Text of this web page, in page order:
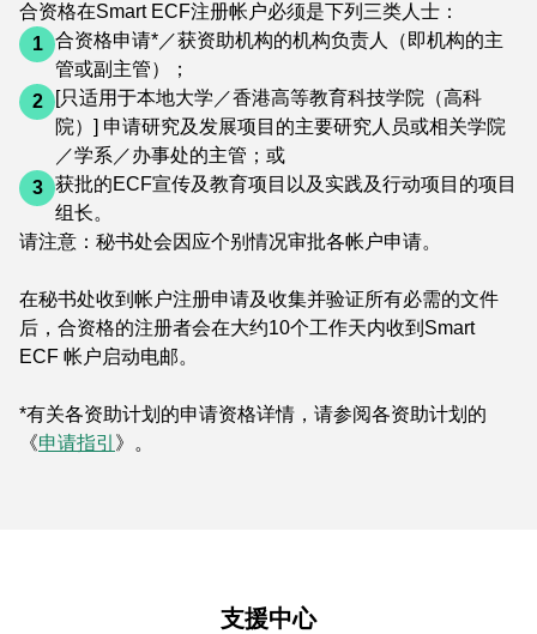
合资格在Smart ECF注册帐户必须是下列三类人士：
1
合资格申请*／获资助机构的机构负责人（即机构的主
管或副主管）；
2
[只适用于本地大学／香港高等教育科技学院（高科
院）] 申请研究及发展项目的主要研究人员或相关学院
／学系／办事处的主管；或
3
获批的ECF宣传及教育项目以及实践及行动项目的项目
组长。
请注意：秘书处会因应个别情况审批各帐户申请。
在秘书处收到帐户注册申请及收集并验证所有必需的文件
后，合资格的注册者会在大约10个工作天内收到Smart
ECF 帐户启动电邮。
*有关各资助计划的申请资格详情，请参阅各资助计划的
《申请指引 》。
支援中心
实践及行动项目（回收便利点
项目）
（申请期为2025年8月29日至
10月8日）